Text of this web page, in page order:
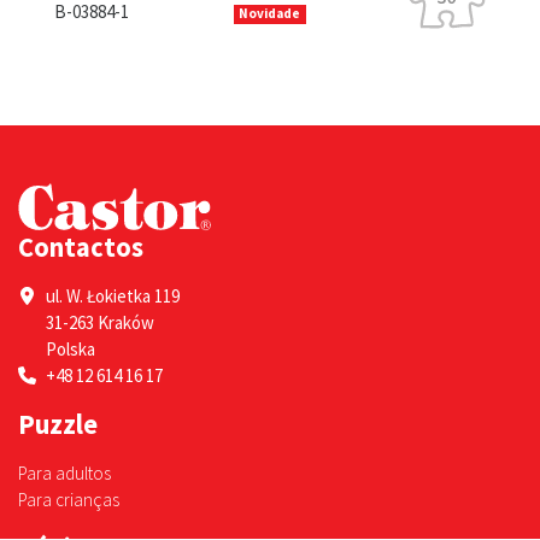
B-13630-1 Novidade
Contactos
ul. W. Łokietka 119
31-263 Kraków
Polska
+48 12 614 16 17
Puzzle
Para adultos
Para crianças